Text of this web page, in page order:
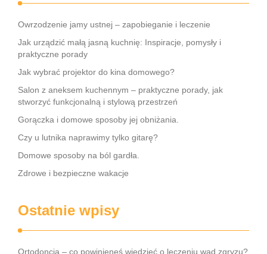
Owrzodzenie jamy ustnej – zapobieganie i leczenie
Jak urządzić małą jasną kuchnię: Inspiracje, pomysły i
praktyczne porady
Jak wybrać projektor do kina domowego?
Salon z aneksem kuchennym – praktyczne porady, jak
stworzyć funkcjonalną i stylową przestrzeń
Gorączka i domowe sposoby jej obniżania.
Czy u lutnika naprawimy tylko gitarę?
Domowe sposoby na ból gardła.
Zdrowe i bezpieczne wakacje
Ostatnie wpisy
Ortodoncja – co powinieneś wiedzieć o leczeniu wad zgryzu?